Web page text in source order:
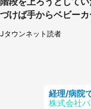
づけば手からベビーカ
ていて（神奈川県・
Jタウンネット読者
株式会社